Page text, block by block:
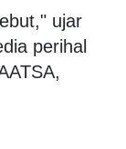
ujar
perihal